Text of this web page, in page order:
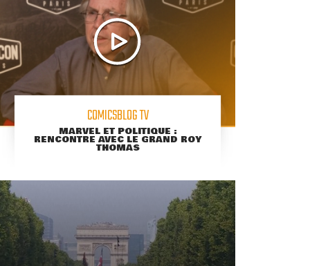
COMICSBLOG TV
MARVEL ET POLITIQUE :
RENCONTRE AVEC LE GRAND ROY
THOMAS